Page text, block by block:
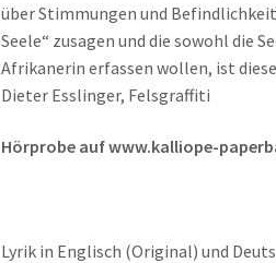
über Stimmungen und
Seele“ zusagen und die sowohl die
Afrikanerin erfassen wollen, ist
Dieter Esslinger, Felsgraffiti
Hörprobe auf www.kalliope-
Lyrik in Englisch (Original) und